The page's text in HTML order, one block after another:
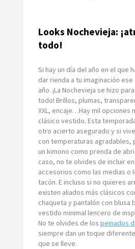
Looks Nochevieja:
todo!
Si hay un día del año en el que
dar rienda a tu imaginación
año. ¡La Nochevieja se hizo
todo! Brillos, plumas,
XXL, encaje…Hay mil opciones
clásico vestido. Esta
otro acierto asegurado y si
con temperaturas agradables,
un kimono como prenda de
caso, no te olvides de incluir
accesorios como las medias o
tacón. E incluso si no quieres
existen aliados más clásicos
chaqueta y pantalón con blusa
vestido minimal lencero de
No te olvides de los peinados
siempre dan un toque
que se lleve.